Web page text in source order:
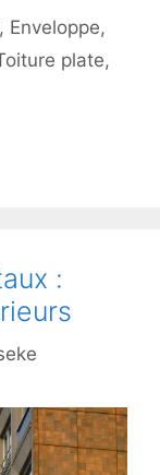
, Enveloppe,
plate,
: